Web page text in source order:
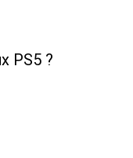
PS5 ?